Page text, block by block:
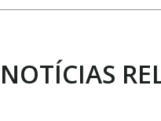
NOTÍCIAS